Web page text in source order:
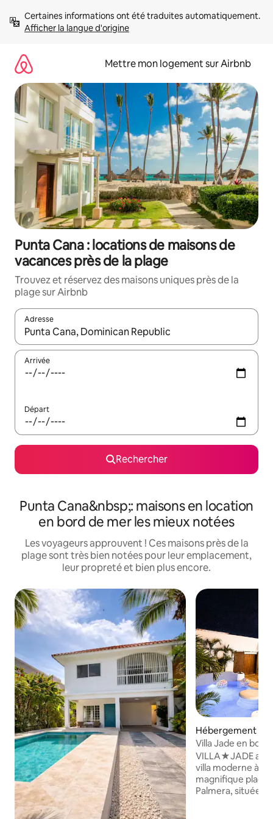
directement
Afficher la langue d'origine
Mettre mon logement sur Airbnb
Punta Cana : locations de maisons de
vacances près de la plage
Trouvez et réservez des maisons uniques près de la
plage sur Airbnb
Adresse
Lorsque les résultats s'affichent, utilisez les flèches vers le
Arrivée
Départ
Rechercher
Punta Cana&nbsp;: maisons en location
en bord de mer les mieux notées
Les voyageurs approuvent ! Ces maisons près de la
plage sont très bien notées pour leur emplacement,
leur propreté et bien plus encore.
Hébergement ⋅
Villa Jade en
privée, jacuzzi et
VILLA★JADE a
villa moderne à
magnifique plage
Palmera, située